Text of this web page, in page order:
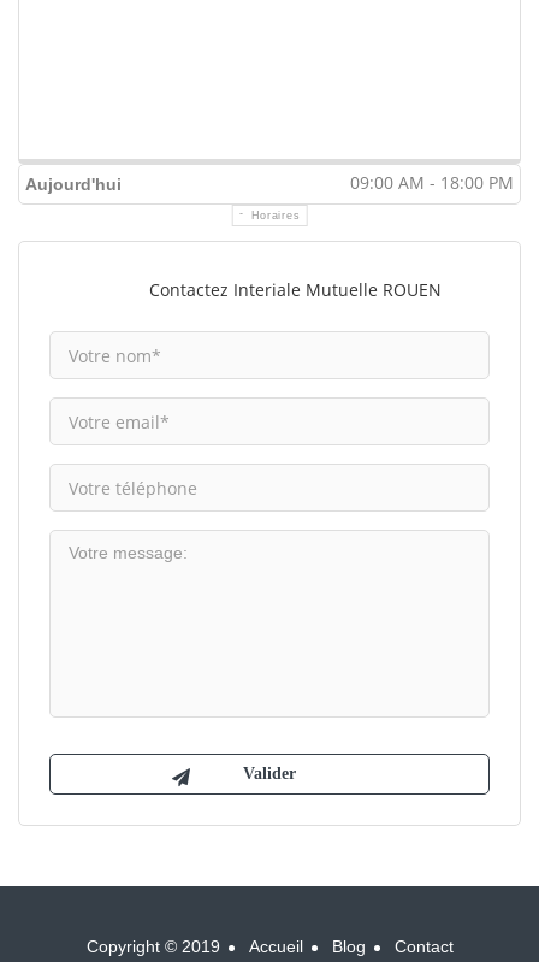
Aujourd'hui 09:00 AM - 18:00 PM
Horaires
Contactez Interiale Mutuelle ROUEN
Copyright © 2019 Accueil Blog Contact